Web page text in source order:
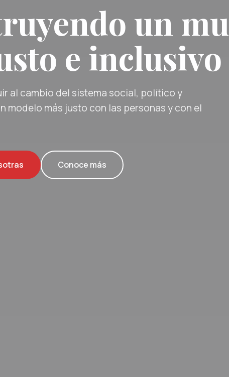
un
e inclusivo
al cambio del sistema social, político y
modelo más justo con las personas y con el
Conoce más